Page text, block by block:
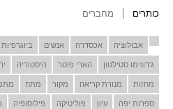
כותרים מחברים
אבולוציה אכסדרה אנשים ביוגרפיות
ג'רונימו סטילטון הארי פוטר היסטוריה
מחזות מנורת קריאה מקור מתח
ספרות יפה עיון פוליטיקה פילוסופיה